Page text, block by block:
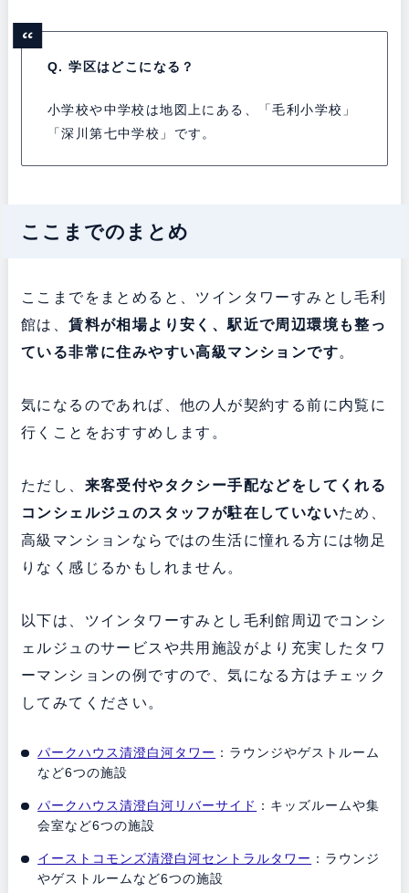
Q. 学区はどこになる？
小学校や中学校は地図上にある、「毛利小学校」
「深川第七中学校」です。
ここまでのまとめ
ここまでをまとめると、ツインタワーすみとし毛利
館は、賃料が相場より安く、駅近で周辺環境も整っ
ている非常に住みやすい高級マンションです。
気になるのであれば、他の人が契約する前に内覧に
行くことをおすすめします。
ただし、 来客受付やタクシー手配などをしてくれる
コンシェルジュのスタッフが駐在していないため、
高級マンションならではの生活に憧れる方には物足
りなく感じるかもしれません。
以下は、ツインタワーすみとし毛利館周辺でコンシ
ェルジュのサービスや共用施設がより充実したタワ
ーマンションの例ですので、気になる方はチェック
してみてください。
パークハウス清澄白河タワー ：ラウンジやゲストルーム
など6つの施設
パークハウス清澄白河リバーサイド ：キッズルームや集
会室など6つの施設
イーストコモンズ清澄白河セントラルタワー ：ラウンジ
やゲストルームなど6つの施設